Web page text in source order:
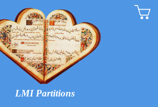
LMI Partitions